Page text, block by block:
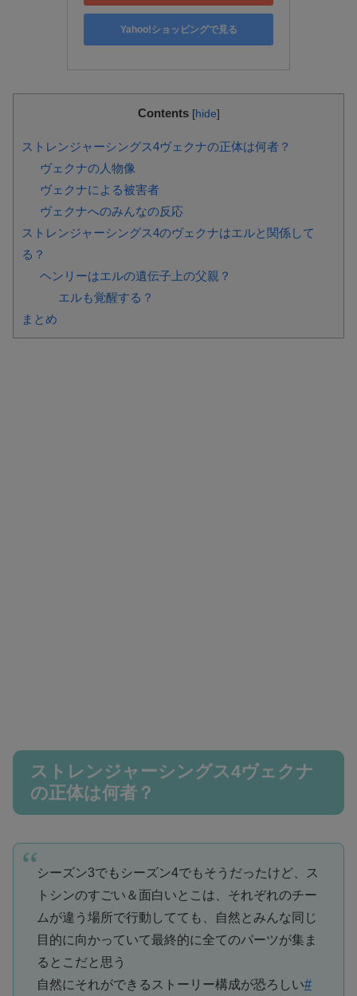
Yahoo!ショッピングで見る
Contents [hide]
ストレンジャーシングス4ヴェクナの正体は何者？
ヴェクナの人物像
ヴェクナによる被害者
ヴェクナへのみんなの反応
ストレンジャーシングス4のヴェクナはエルと関係して
る？
ヘンリーはエルの遺伝子上の父親？
エルも覚醒する？
まとめ
ストレンジャーシングス4ヴェクナ
の正体は何者？
シーズン3でもシーズン4でもそうだったけど、ス
トシンのすごい＆面白いとこは、それぞれのチー
ムが違う場所で行動してても、自然とみんな同じ
目的に向かっていて最終的に全てのパーツが集ま
るとこだと思う
自然にそれができるストーリー構成が恐ろしい#